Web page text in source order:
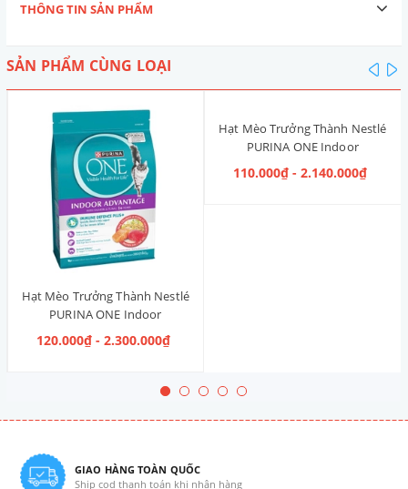
THÔNG TIN SẢN PHẨM
SẢN PHẨM CÙNG LOẠI
Hạt Mèo Trưởng Thành Nestlé
PURINA ONE Indoor
Advantage Salmon & Tuna [Vị
Cá Hồi & Cá Ngừ]
120.000₫ - 2.300.000₫
Hạt Mèo Trưởng Thành Nestlé
PURINA ONE Indoor
Advantage [Vị Gà]
110.000₫ - 2.140.000₫
GIAO HÀNG TOÀN QUỐC
Ship cod thanh toán khi nhận hàng